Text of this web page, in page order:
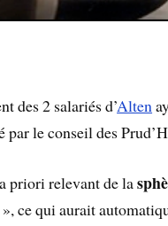
des 2 salariés d’Alten
le conseil des
priori relevant de la
ce qui aurait